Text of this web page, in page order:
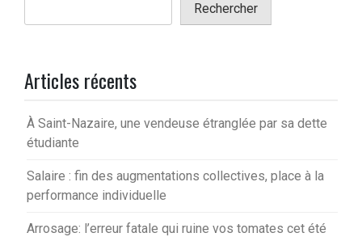
Rechercher
Articles récents
À Saint-Nazaire, une vendeuse étranglée par sa dette
étudiante
Salaire : fin des augmentations collectives, place à la
performance individuelle
Arrosage: l’erreur fatale qui ruine vos tomates cet été